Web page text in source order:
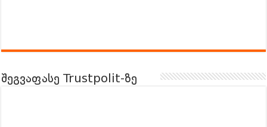
შეგვაფასე Trustpolit-ზე